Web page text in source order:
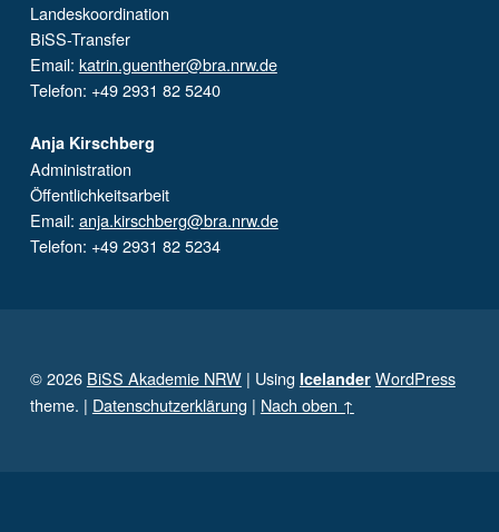
Landeskoordination
BiSS-Transfer
Email: katrin.guenther@bra.nrw.de
Telefon: +49 2931 82 5240
Anja Kirschberg
Administration
Öffentlichkeitsarbeit
Email: anja.kirschberg@bra.nrw.de
Telefon: +49 2931 82 5234
© 2026 BiSS Akademie NRW | Using Icelander WordPress
theme. | Datenschutzerklärung | Nach oben ↑